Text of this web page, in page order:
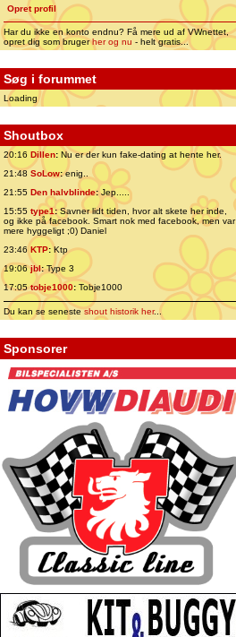
Opret profil
Har du ikke en konto endnu? Få mere ud af VWnettet,
opret dig som brugerher og nu - helt gratis...
Søg i forummet
Loading
Shoutbox
20:16 Dillen: Nu er der kun fake-dating at hente her.
21:48 SoLow:enig..
21:55 Den halvblinde:Jep.....
15:55 type1:Savner lidt tiden, hvor alt skete her inde,
og ikke på facebook. Smart nok med facebook, men var
mere hyggeligt ;0) Daniel
23:46 KTP:Ktp
19:06jbl:Type 3
17:05tobje1000: Tobje1000
Du kan se senesteshout historik her...
Sponsorer